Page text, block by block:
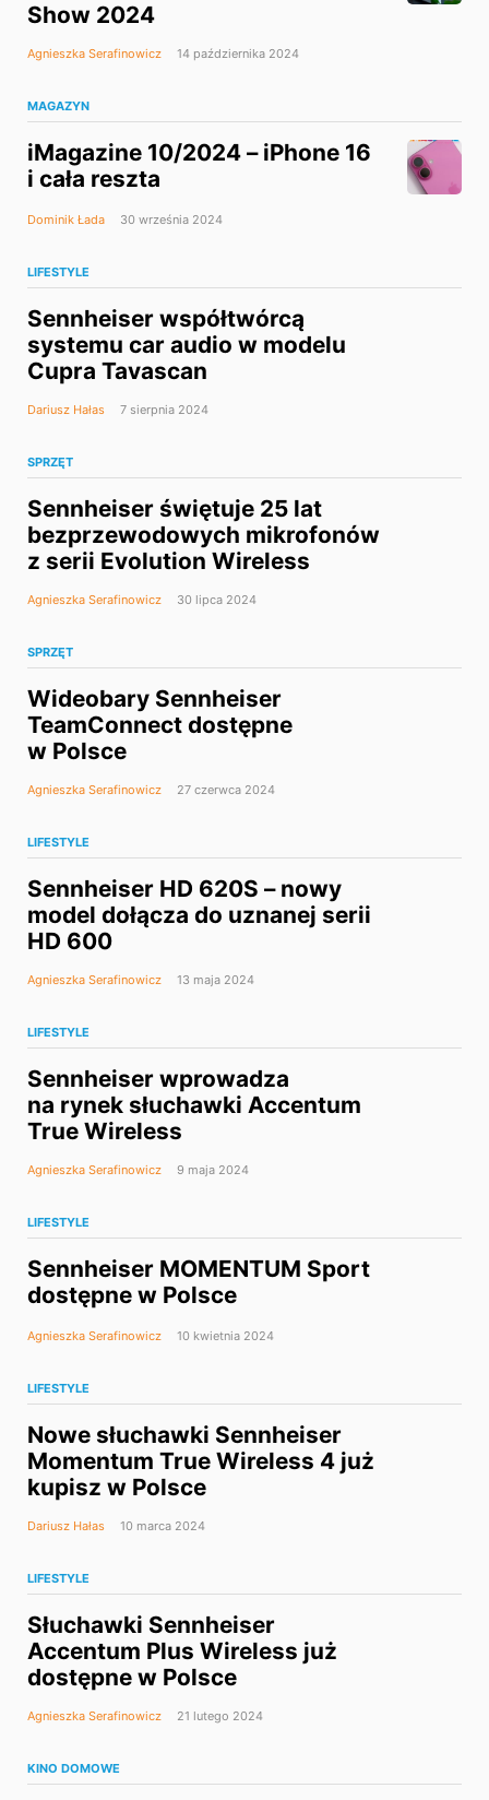
Show 2024
Agnieszka Serafinowicz 14 października 2024
MAGAZYN
iMagazine 10/2024 – iPhone 16
i cała reszta
Dominik Łada 30 września 2024
LIFESTYLE
Sennheiser współtwórcą
systemu car audio w modelu
Cupra Tavascan
Dariusz Hałas 7 sierpnia 2024
SPRZĘT
Sennheiser świętuje 25 lat
bezprzewodowych mikrofonów
z serii Evolution Wireless
Agnieszka Serafinowicz 30 lipca 2024
SPRZĘT
Wideobary Sennheiser
TeamConnect dostępne
w Polsce
Agnieszka Serafinowicz 27 czerwca 2024
LIFESTYLE
Sennheiser HD 620S – nowy
model dołącza do uznanej serii
HD 600
Agnieszka Serafinowicz 13 maja 2024
LIFESTYLE
Sennheiser wprowadza
na rynek słuchawki Accentum
True Wireless
Agnieszka Serafinowicz 9 maja 2024
LIFESTYLE
Sennheiser MOMENTUM Sport
dostępne w Polsce
Agnieszka Serafinowicz 10 kwietnia 2024
LIFESTYLE
Nowe słuchawki Sennheiser
Momentum True Wireless 4 już
kupisz w Polsce
Dariusz Hałas 10 marca 2024
LIFESTYLE
Słuchawki Sennheiser
Accentum Plus Wireless już
dostępne w Polsce
Agnieszka Serafinowicz 21 lutego 2024
KINO DOMOWE